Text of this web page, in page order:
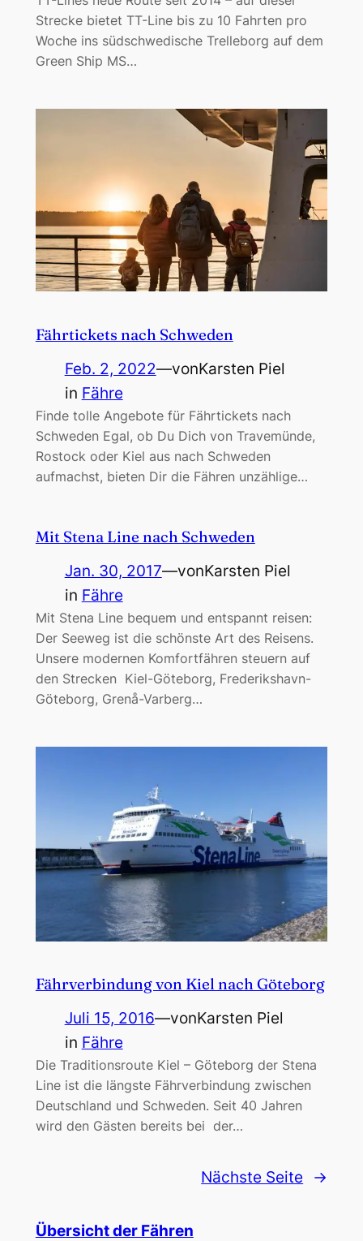
Strecke bietet TT-Line bis zu 10 Fahrten pro
Woche ins südschwedische Trelleborg auf dem
Green Ship MS…
Fährtickets nach Schweden
Feb. 2, 2022—vonKarsten Piel
in Fähre
Finde tolle Angebote für Fährtickets nach
Schweden Egal, ob Du Dich von Travemünde,
Rostock oder Kiel aus nach Schweden
aufmachst, bieten Dir die Fähren unzählige…
Mit Stena Line nach Schweden
Jan. 30, 2017—vonKarsten Piel
in Fähre
Mit Stena Line bequem und entspannt reisen:
Der Seeweg ist die schönste Art des Reisens.
Unsere modernen Komfortfähren steuern auf
den Strecken Kiel-Göteborg, Frederikshavn-
Göteborg, Grenå-Varberg…
Fährverbindung von Kiel nach Göteborg
Juli 15, 2016—vonKarsten Piel
in Fähre
Die Traditionsroute Kiel – Göteborg der Stena
Line ist die längste Fährverbindung zwischen
Deutschland und Schweden. Seit 40 Jahren
wird den Gästen bereits bei der…
Nächste Seite →
Übersicht der Fähren